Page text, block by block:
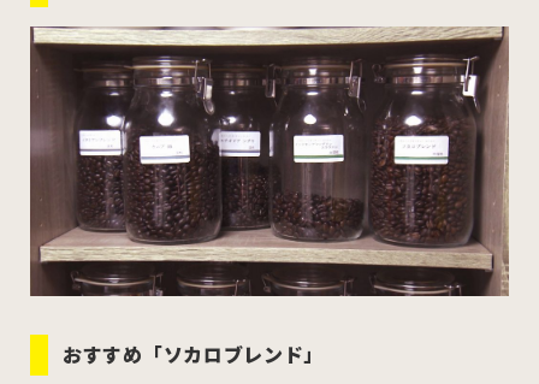
公式X
おすすめ「ソカロブレンド」